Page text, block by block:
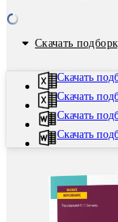
Скачать
Скачать
Скачать
Скачать
Скачать